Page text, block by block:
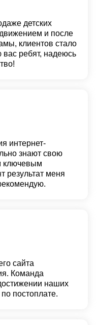
детских
и после
клиентов стало
ребят, надеюсь
интернет-
знают свою
ключевым
результат меня
сайта
Команда
наших
постоплате.